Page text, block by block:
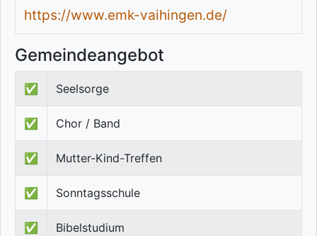
https://www.emk-vaihingen.de/
Gemeindeangebot
✅ Seelsorge
✅ Chor / Band
✅ Mutter-Kind-Treffen
✅ Sonntagsschule
✅ Bibelstudium